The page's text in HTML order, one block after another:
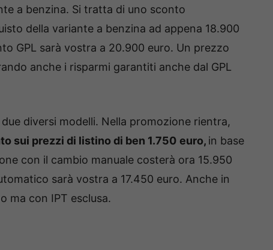
a benzina. Si tratta di uno sconto
della variante a benzina ad appena 18.900
GPL sarà vostra a 20.900 euro. Un prezzo
anche i risparmi garantiti anche dal GPL
diversi modelli. Nella promozione rientra,
sui prezzi di listino di ben 1.750 euro, in base
con il cambio manuale costerà ora 15.950
sarà vostra a 17.450 euro. Anche in
ma con IPT esclusa.